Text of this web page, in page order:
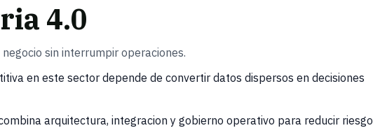
4.0
sin interrumpir operaciones.
en este sector depende de convertir datos dispersos en decisiones
arquitectura, integracion y gobierno operativo para reducir riesgo